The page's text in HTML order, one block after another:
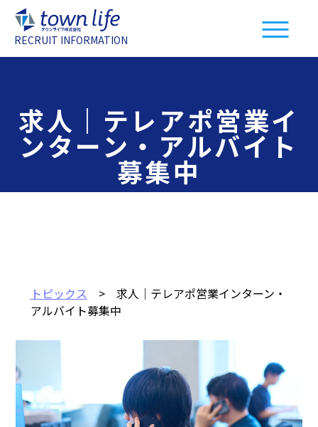
RECRUIT INFORMATION
求人｜テレアポ営業イ
ンターン・アルバイト
募集中
トピックス > 求人｜テレアポ営業インターン・
アルバイト募集中